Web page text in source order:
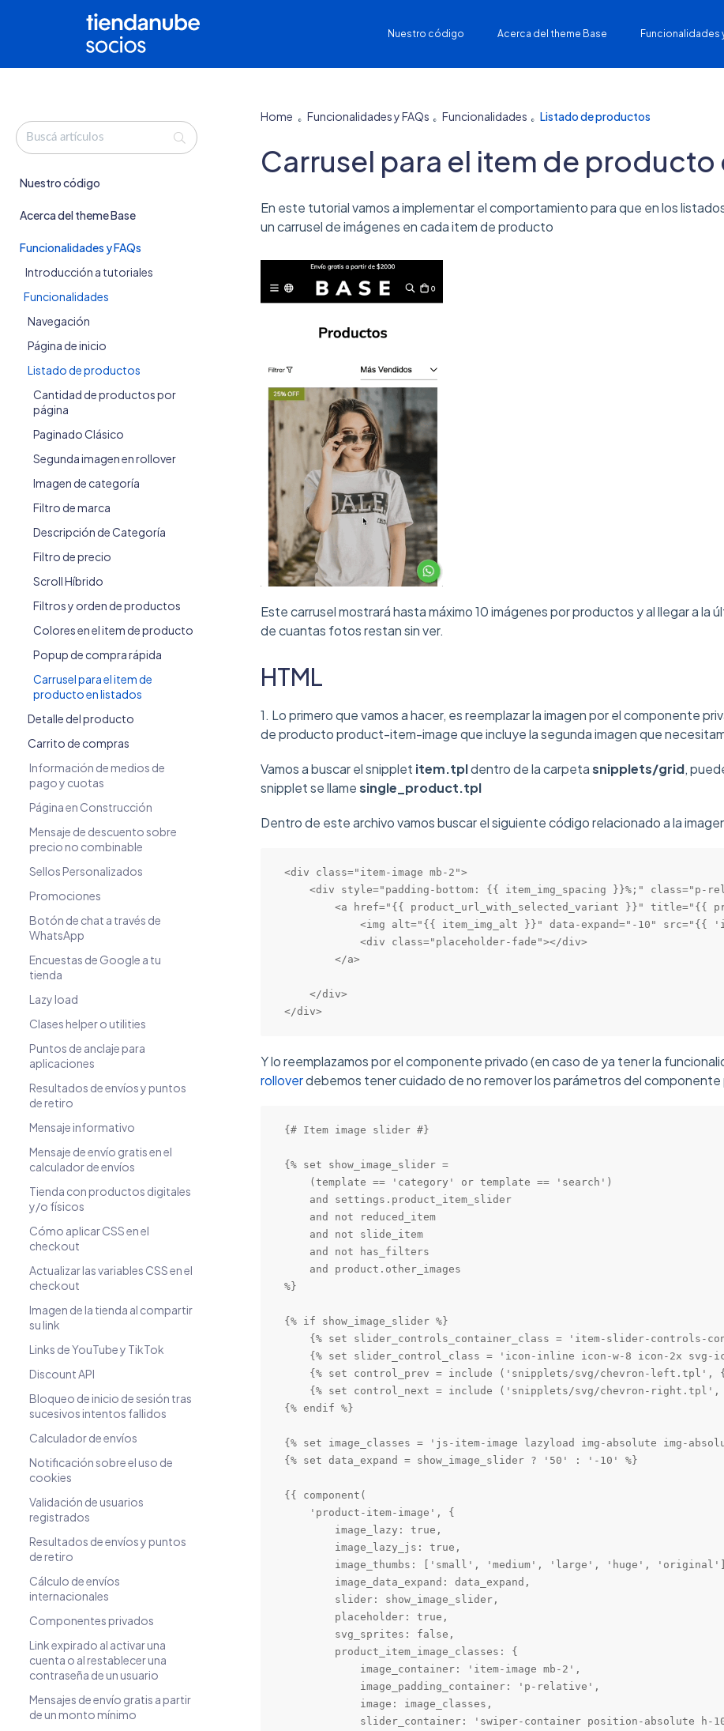
Nuestro código Acerca del theme Base Funcionalidades
Nuestro código
Acerca del theme Base
Funcionalidades y FAQs
Introducción a tutoriales
Funcionalidades
Navegación
Página de inicio
Listado de productos
Cantidad de productos por
página
Paginado Clásico
Segunda imagen en rollover
Imagen de categoría
Filtro de marca
Descripción de Categoría
Filtro de precio
Scroll Híbrido
Filtros y orden de productos
Colores en el item de producto
Popup de compra rápida
Carrusel para el item de
producto en listados
Detalle del producto
Carrito de compras
Información de medios de
pago y cuotas
Página en Construcción
Mensaje de descuento sobre
precio no combinable
Sellos Personalizados
Promociones
Botón de chat a través de
WhatsApp
Encuestas de Google a tu
tienda
Lazy load
Clases helper o utilities
Puntos de anclaje para
aplicaciones
Resultados de envíos y puntos
de retiro
Mensaje informativo
Mensaje de envío gratis en el
calculador de envíos
Tienda con productos digitales
y/o físicos
Cómo aplicar CSS en el
checkout
Actualizar las variables CSS en el
checkout
Imagen de la tienda al compartir
su link
Links de YouTube y TikTok
Discount API
Bloqueo de inicio de sesión tras
sucesivos intentos fallidos
Calculador de envíos
Notificación sobre el uso de
cookies
Validación de usuarios
registrados
Resultados de envíos y puntos
de retiro
Cálculo de envíos
internacionales
Componentes privados
Link expirado al activar una
cuenta o al restablecer una
contraseña de un usuario
Mensajes de envío gratis a partir
de un monto mínimo
Home Funcionalidades y FAQs Funcionalidades Listado de productos
Carrusel para el item de producto
En este tutorial vamos a implementar el comportamiento para que en los
un carrusel de imágenes en cada item de producto
Este carrusel mostrará hasta máximo 10 imágenes por productos y al llegar a la
de cuantas fotos restan sin ver.
HTML
1. Lo primero que vamos a hacer, es reemplazar la imagen por el componente
de producto product-item-image que incluye la segunda imagen que
Vamos a buscar el snipplet item.tpldentro de la carpetasnipplets/grid,
snipplet se llamesingle_product.tpl
Dentro de este archivo vamos buscar el siguiente código relacionado a la
<div class="item-image mb-2">
<div style="padding-bottom: {{ item_img_spacing }}%;" class="p-
<a href="{{ product_url_with_selected_variant }}" title="{{
<img alt="{{ item_img_alt }}" data-expand="-10" src="{{
            <div class="placeholder-fade"></div>
        </a>
    </div>
</div>
Y lo reemplazamos por el componente privado (en caso de ya tener la
rolloverdebemos tener cuidado de no remover los parámetros del componente
{# Item image slider #}
{% set show_image_slider =
    (template == 'category' or template == 'search')
    and settings.product_item_slider
    and not reduced_item
    and not slide_item
    and not has_filters
    and product.other_images
%}
{% if show_image_slider %}
{% set slider_controls_container_class = 'item-slider-controls-
{% set slider_control_class = 'icon-inline icon-w-8 icon-2x svg-
{% set control_prev = include ('snipplets/svg/chevron-left.tpl',
{% set control_next = include ('snipplets/svg/chevron-
{% endif %}
{% set image_classes = 'js-item-image lazyload img-absolute img-
{% set data_expand = show_image_slider ? '50' : '-10' %}
{{ component(
    'product-item-image', {
        image_lazy: true,
        image_lazy_js: true,
image_thumbs: ['small', 'medium', 'large', 'huge',
        image_data_expand: data_expand,
        slider: show_image_slider,
        placeholder: true,
        svg_sprites: false,
        product_item_image_classes: {
            image_container: 'item-image mb-2',
            image_padding_container: 'p-relative',
            image: image_classes,
slider_container: 'swiper-container position-absolute h-